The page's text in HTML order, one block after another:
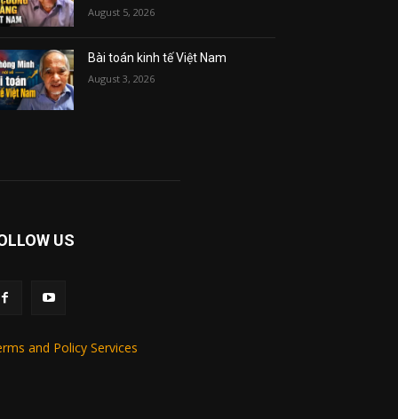
August 5, 2026
Bài toán kinh tế Việt Nam
August 3, 2026
US
and Policy Services